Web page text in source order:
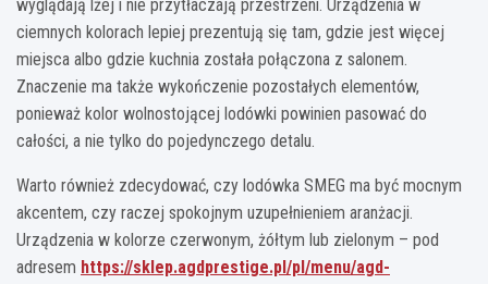
wyglądają lżej i nie przytłaczają przestrzeni. Urządzenia w
ciemnych kolorach lepiej prezentują się tam, gdzie jest więcej
miejsca albo gdzie kuchnia została połączona z salonem.
Znaczenie ma także wykończenie pozostałych elementów,
ponieważ kolor wolnostojącej lodówki powinien pasować do
całości, a nie tylko do pojedynczego detalu.
Warto również zdecydować, czy lodówka SMEG ma być mocnym
akcentem, czy raczej spokojnym uzupełnieniem aranżacji.
Urządzenia w kolorze czerwonym, żółtym lub zielonym – pod
adresem https://sklep.agdprestige.pl/pl/menu/agd-